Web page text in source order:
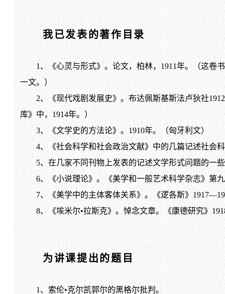
我已发表的著作目录
1、《心灵与形式》。论文，柏林，1911年。（这卷书
一文。）
2、《现代戏剧发展史》。布达佩斯基斯法卢狄社
库》中，1914年。）
3、《文学史的方法论》。1910年。（匈牙利文）
4、《社会科学和社会政治文献》中的几篇记述社会科
5、在几家不同刊物上发表的记述文学形式问题的一
6、《小说理论》。《美学和一般艺术科学杂志》第九
7、《美学中的主体客体关系》。《逻各斯》
8、《埃米尔•拉斯克》。悼念文章。《康德研究》
为讲课提出的题目
1、索伦•克尔凯郭尔的黑格尔批判。